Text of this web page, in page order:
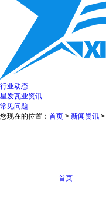
行业动态
星发瓦业资讯
常见问题
您现在的位置： 首页 > 新闻资讯 >
首页